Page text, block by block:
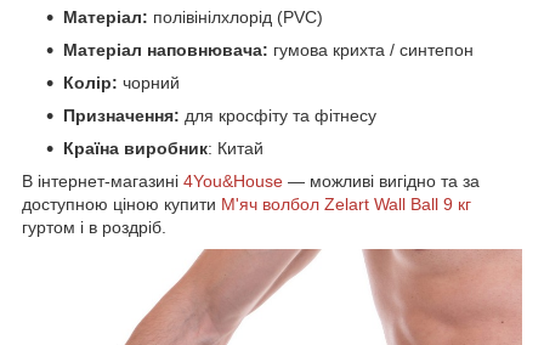
Матеріал: полівінілхлорід (PVC)
Матеріал наповнювача: гумова крихта / синтепон
Колір: чорний
Призначення: для кросфіту та фітнесу
Країна виробник: Китай
В інтернет-магазині 4You&House — можливі вигідно та за
доступною ціною купити М'яч волбол Zelart Wall Ball 9 кг
гуртом і в роздріб.